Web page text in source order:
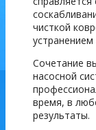
чисткой
устранением
Сочетание
насосной
время, в
результаты.